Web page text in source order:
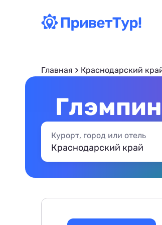
Главная Краснодарский
Курорт, город или отель